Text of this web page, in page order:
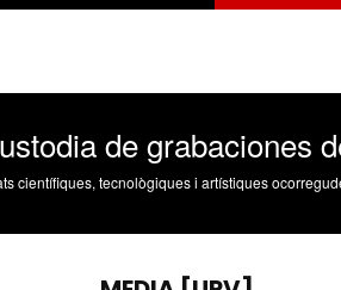
grabaciones de
i artístiques ocorregudes en els tres